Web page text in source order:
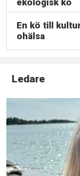
ekologisk ko
En kö till
ohälsa
Ledare